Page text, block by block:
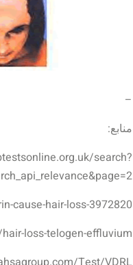
–
منابع:
search?
cause-hair-loss-3972820
loss-telogen-effluvium/